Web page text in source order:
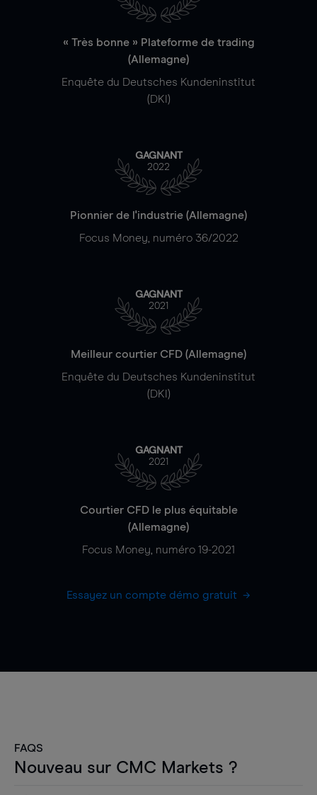
« Très bonne » Plateforme de trading
(Allemagne)
Enquête du Deutsches Kundeninstitut
(DKI)
GAGNANT
2022
Pionnier de l'industrie (Allemagne)
Focus Money, numéro 36/2022
GAGNANT
2021
Meilleur courtier CFD (Allemagne)
Enquête du Deutsches Kundeninstitut
(DKI)
GAGNANT
2021
Courtier CFD le plus équitable
(Allemagne)
Focus Money, numéro 19-2021
Essayez un compte démo gratuit
FAQS
Nouveau sur CMC Markets ?